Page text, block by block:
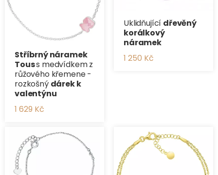
Stříbrný náramek
Touss medvídkem z
růžového křemene -
rozkošný dárek k
valentýnu
1 629 Kč
Uklidňující dřevěný
korálkový
náramek
1 250 Kč